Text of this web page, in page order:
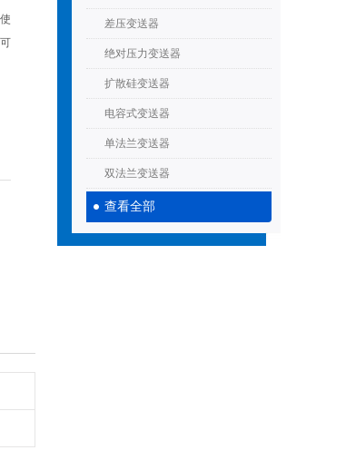
差压变送器
绝对压力变送器
扩散硅变送器
电容式变送器
单法兰变送器
双法兰变送器
查看全部